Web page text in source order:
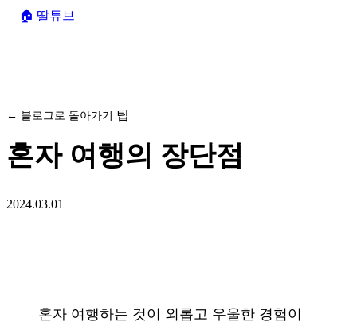
🏠 딸튜브
← 블로그로 돌아가기 팁
혼자 여행의 장단점
2024.03.01
혼자 여행하는 것이 외롭고 우울한 경험이